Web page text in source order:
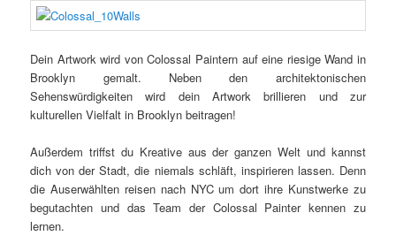
Dein Artwork wird von Colossal Paintern auf eine riesige Wand in
Brooklyn gemalt. Neben den architektonischen
Sehenswürdigkeiten wird dein Artwork brillieren und zur
kulturellen Vielfalt in Brooklyn beitragen!
Außerdem triffst du Kreative aus der ganzen Welt und kannst
dich von der Stadt, die niemals schläft, inspirieren lassen. Denn
die Auserwählten reisen nach NYC um dort ihre Kunstwerke zu
begutachten und das Team der Colossal Painter kennen zu
lernen.